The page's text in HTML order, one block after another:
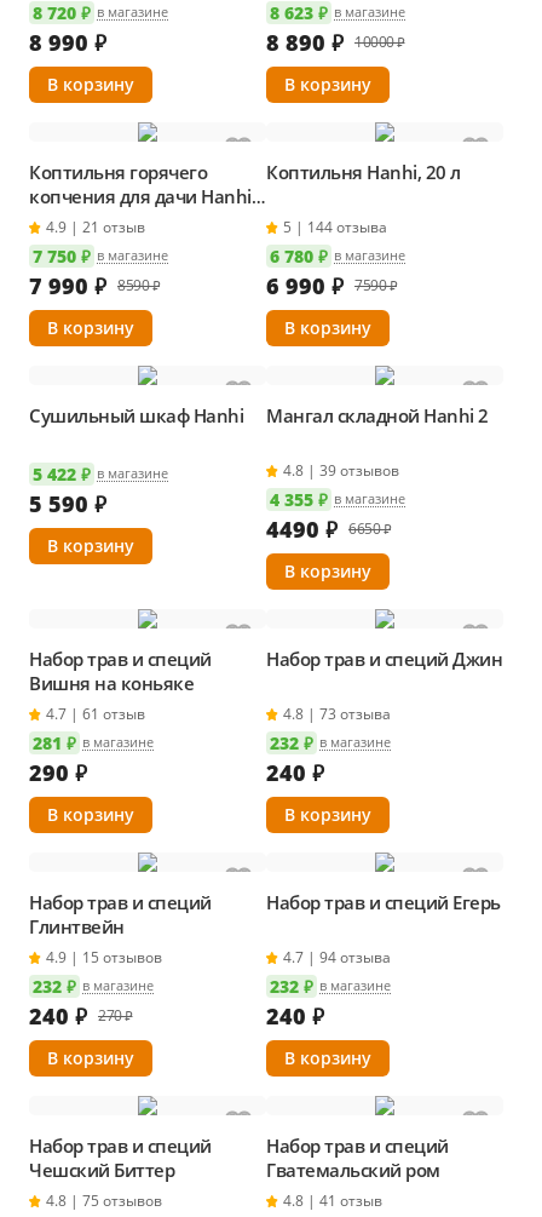
8 720 ₽ в магазине
8 990 ₽
8 623 ₽ в магазине
8 890 ₽ 10000 ₽
Коптильня горячего
копчения для дачи Hanhi,
24 л4.9 | 21 отзыв
7 750 ₽ в магазине
7 990 ₽ 8590 ₽
Коптильня Hanhi, 20 л
5 | 144 отзыва
6 780 ₽ в магазине
6 990 ₽ 7590 ₽
Сушильный шкаф Hanhi
5 422 ₽ в магазине
5 590 ₽
Мангал складной Hanhi 2
4.8 | 39 отзывов
4 355 ₽ в магазине
4490 ₽ 6650 ₽
Набор трав и специй
Вишня на коньяке
4.7 | 61 отзыв
281 ₽ в магазине
290 ₽
Набор трав и специй Джин
4.8 | 73 отзыва
232 ₽ в магазине
240 ₽
Набор трав и специй
Глинтвейн
4.9 | 15 отзывов
232 ₽ в магазине
240 ₽ 270 ₽
Набор трав и специй Егерь
4.7 | 94 отзыва
232 ₽ в магазине
240 ₽
Набор трав и специй
Чешский Биттер
4.8 | 75 отзывов
Набор трав и специй
Гватемальский ром
4.8 | 41 отзыв